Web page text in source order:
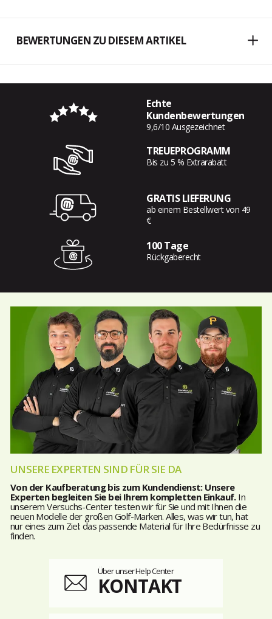
BEWERTUNGEN ZU DIESEM ARTIKEL
Echte
Kundenbewertungen
9,6/10 Ausgezeichnet
TREUEPROGRAMM
Bis zu 5 % Extrarabatt
GRATIS LIEFERUNG
ab einem Bestellwert von 49
€
100 Tage
Rückgaberecht
UNSERE EXPERTEN SIND FÜR SIE DA
Von der Kaufberatung bis zum Kundendienst: Unsere
Experten begleiten Sie bei Ihrem kompletten Einkauf.In
unserem Versuchs-Center testen wir für Sie und mit Ihnen die
neuen Modelle der großen Golf-Marken. Alles, was wir tun, hat
nur eines zum Ziel: das passende Material für Ihre Bedürfnisse zu
finden.
Über unser Help Center
KONTAKT